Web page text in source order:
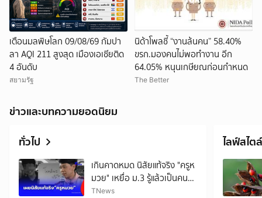
เตือนมลพิษโลก 09/08/69 กัมปา
ลา AQI 211 สูงสุด เมืองเอเชียติด
4 อันดับ
สยามรัฐ
นิด้าโพลชี้ “งานล้นคน” 58.40%
ขรก.มองคนไม่พอทำงาน อีก
64.05% หนุนเกษียณก่อนกำหนด
The Better
ข่าวและบทความยอดนิยม
ทั่วไป
เกินคาดหมด นิสัยแท้จริง "ครูห
มวย" เหยื่อ ม.3 รู้แล้วเป็นคน
ยังไง
TNews
ไลฟ์สไตล์